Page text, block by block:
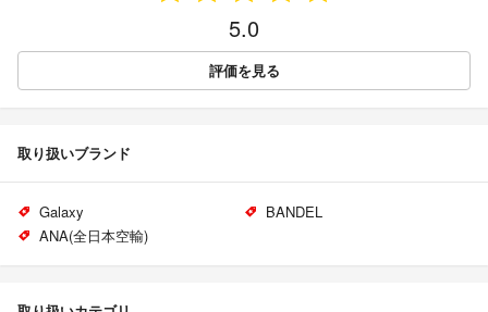
5.0
評価を見る
取り扱いブランド
Galaxy
BANDEL
ANA(全日本空輸)